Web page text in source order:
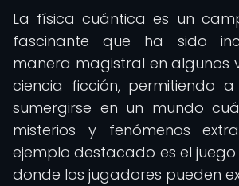
La física cuántica es un
fascinante que ha sido
manera magistral en algunos
ciencia ficción, permitiendo
sumergirse en un mundo
misterios y fenómenos
ejemplo destacado es el juego
donde los jugadores pueden